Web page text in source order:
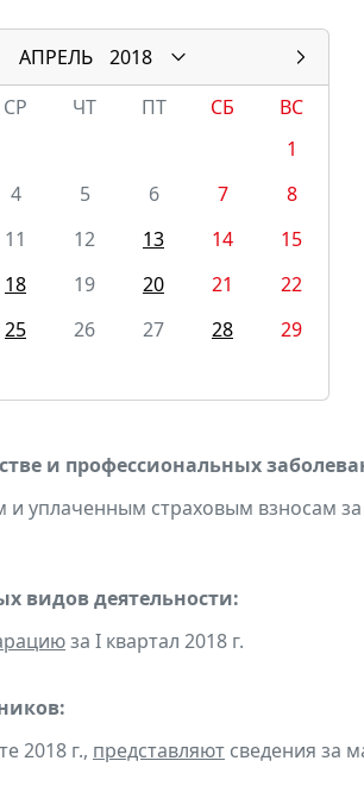
АПРЕЛЬ
2018
СР ЧТ ПТ СБ
ВС
1
4 5 6 7
8
11 12 13 14
15
18 19 20 21
22
25 26 27 28
29
и профессиональных
уплаченным страховым взносам
видов деятельности:
за I квартал 2018 г.
2018 г., представляют сведения за